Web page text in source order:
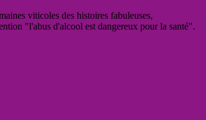
viticoles des histoires fabuleuses,
"l'abus d'alcool est dangereux pour la santé".